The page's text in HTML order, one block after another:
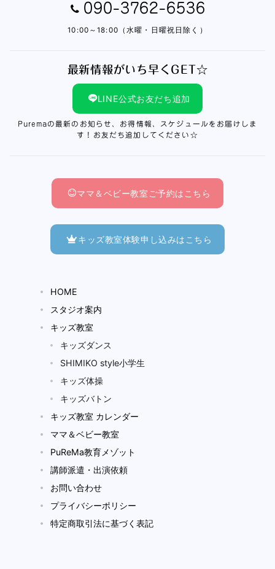
090-3762-6536
10:00～18:00（水曜・日曜祝日除く）
最新情報がいち早くGET☆
LINE公式お友だち追加
Puremaの最新のお知らせ、お得情報、スケジュールをお届けしま
す！お友だち追加してください☆
ママ＆ベビー教室ご予約はこちら
キッズ教室体験申し込みはこちら
HOME
スタジオ案内
キッズ教室
キッズダンス
SHIMIKO style小学生
キッズ体操
キッズバトン
キッズ教室 カレンダー
ママ＆ベビー教室
PuReMa教育メゾット
講師派遣・出演依頼
お問い合わせ
プライバシーポリシー
特定商取引法に基づく表記